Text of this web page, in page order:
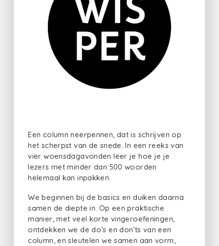
Een column neerpennen, dat is schrijven op
het scherpst van de snede. In een reeks van
vier woensdagavonden leer je hoe je je
lezers met minder dan 500 woorden
helemaal kan inpakken.
We beginnen bij de basics en duiken daarna
samen de diepte in. Op een praktische
manier, met veel korte vingeroefeningen,
ontdekken we de do’s en don’ts van een
column, en sleutelen we samen aan vorm,